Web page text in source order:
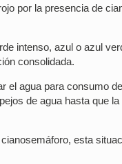
por la presencia de
intenso, azul o azul
consolidada.
el agua para consumo
de agua hasta que
esta